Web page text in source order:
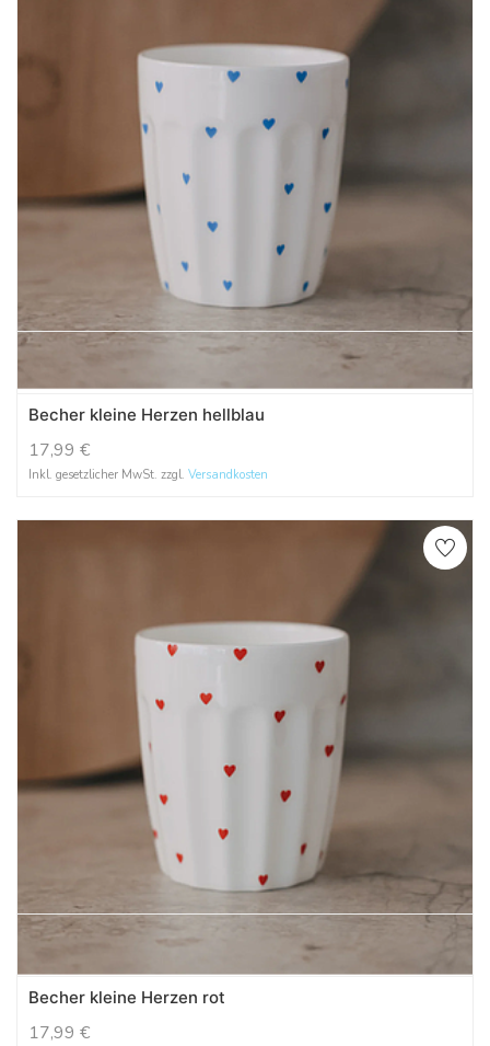
Becher kleine Herzen hellblau
17,99 €
Inkl. gesetzlicher MwSt. zzgl. Versandkosten
Becher kleine Herzen rot
17,99 €